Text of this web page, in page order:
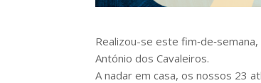
Realizou-se este
António dos Cavaleiros.
A nadar em casa, os nossos 23